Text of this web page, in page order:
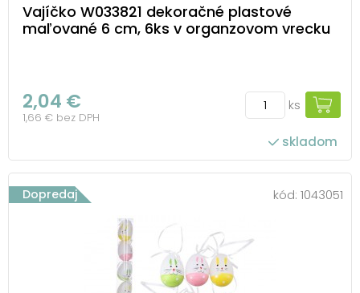
Vajíčko W033821 dekoračné plastové
maľované 6 cm, 6ks v organzovom vrecku
2,04 €
1,66 € bez DPH
ks
skladom
Dopredaj kód: 1043051